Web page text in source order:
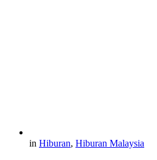
in Hiburan, Hiburan Malaysia